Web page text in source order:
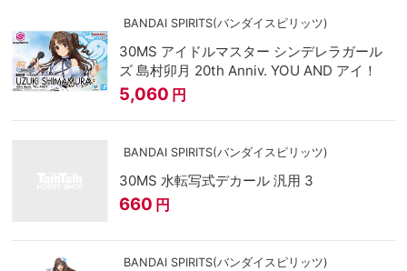
BANDAI SPIRITS(バンダイスピリッツ)
30MS アイドルマスター シンデレラガール
ズ 島村卯月 20th Anniv. YOU AND アイ！
5,060 円
BANDAI SPIRITS(バンダイスピリッツ)
30MS 水転写式デカール 汎用 3
660 円
BANDAI SPIRITS(バンダイスピリッツ)